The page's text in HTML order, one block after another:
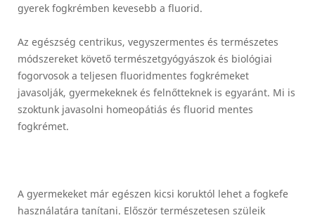
gyerek fogkrémben kevesebb a fluorid.
Az egészség centrikus, vegyszermentes és természetes
módszereket követő természetgyógyászok és biológiai
fogorvosok a teljesen fluoridmentes fogkrémeket
javasolják, gyermekeknek és felnőtteknek is egyaránt. Mi is
szoktunk javasolni homeopátiás és fluorid mentes
fogkrémet.
A gyermekeket már egészen kicsi koruktól lehet a fogkefe
használatára tanítani. Először természetesen szüleik